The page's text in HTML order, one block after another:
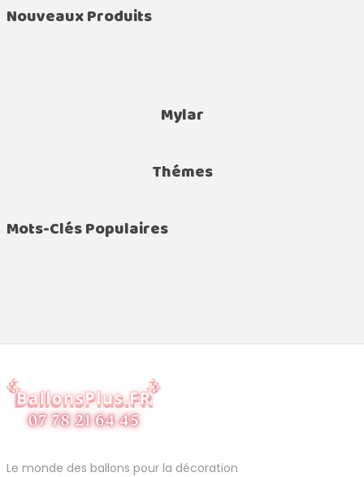
Nouveaux Produits
Mylar
Thémes
Mots-Clés Populaires
Le monde des ballons pour la décoration